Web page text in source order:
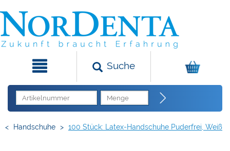
Suche
< Handschuhe > 100 Stück: Latex-Handschuhe Puderfrei, Weiß